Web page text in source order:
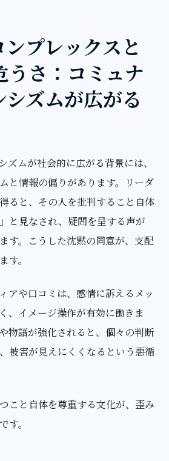
ンプレックスと
うさ：コミュナ
ズムが広がる
ズムが社会的に広がる背景には、
と情報の偏りがあります。リーダ
ると、その人を批判すること自体
と見なされ、疑問を呈する声が
す。こうした沈黙の同意が、支配
す。
アや口コミは、感情に訴えるメッ
、イメージ操作が有効に働きま
物語が強化されると、個々の判断
被害が見えにくくなるという悪循
こと自体を尊重する文化が、歪み
す。